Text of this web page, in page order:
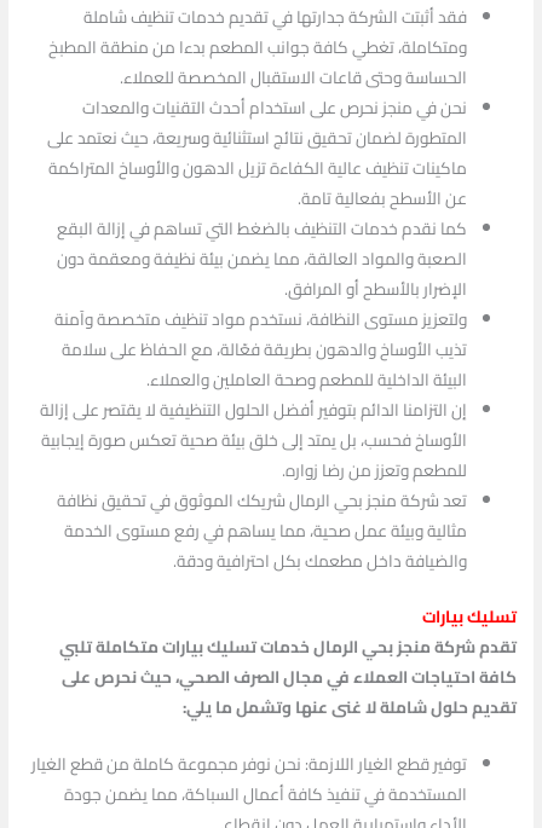
فقد أثبتت الشركة جدارتها في تقديم خدمات تنظيف شاملة
ومتكاملة، تغطي كافة جوانب المطعم بدءا من منطقة المطبخ
الحساسة وحتى قاعات الاستقبال المخصصة للعملاء.
نحن في منجز نحرص على استخدام أحدث التقنيات والمعدات
المتطورة لضمان تحقيق نتائج استثنائية وسريعة، حيث نعتمد على
ماكينات تنظيف عالية الكفاءة تزيل الدهون والأوساخ المتراكمة
عن الأسطح بفعالية تامة.
كما نقدم خدمات التنظيف بالضغط التي تساهم في إزالة البقع
الصعبة والمواد العالقة، مما يضمن بيئة نظيفة ومعقمة دون
الإضرار بالأسطح أو المرافق.
ولتعزيز مستوى النظافة، نستخدم مواد تنظيف متخصصة وآمنة
تذيب الأوساخ والدهون بطريقة فعّالة، مع الحفاظ على سلامة
البيئة الداخلية للمطعم وصحة العاملين والعملاء.
إن التزامنا الدائم بتوفير أفضل الحلول التنظيفية لا يقتصر على إزالة
الأوساخ فحسب، بل يمتد إلى خلق بيئة صحية تعكس صورة إيجابية
للمطعم وتعزز من رضا زواره.
تعد شركة منجز بحي الرمال شريكك الموثوق في تحقيق نظافة
مثالية وبيئة عمل صحية، مما يساهم في رفع مستوى الخدمة
والضيافة داخل مطعمك بكل احترافية ودقة.
تسليك بيارات
تقدم شركة منجز بحي الرمال خدمات تسليك بيارات متكاملة تلبي
كافة احتياجات العملاء في مجال الصرف الصحي، حيث نحرص على
تقديم حلول شاملة لا غنى عنها وتشمل ما يلي:
توفير قطع الغيار اللازمة: نحن نوفر مجموعة كاملة من قطع الغيار
المستخدمة في تنفيذ كافة أعمال السباكة، مما يضمن جودة